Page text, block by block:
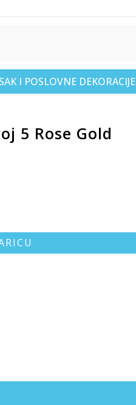
I POSLOVNE DEKORACIJE
5 Rose Gold